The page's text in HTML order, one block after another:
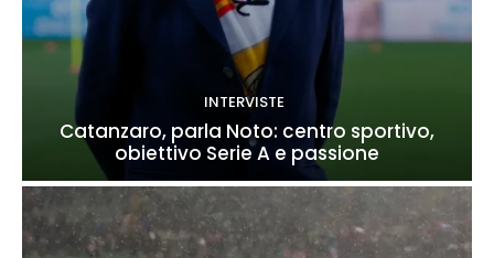
INTERVISTE
Catanzaro, parla Noto: centro sportivo,
obiettivo Serie A e passione